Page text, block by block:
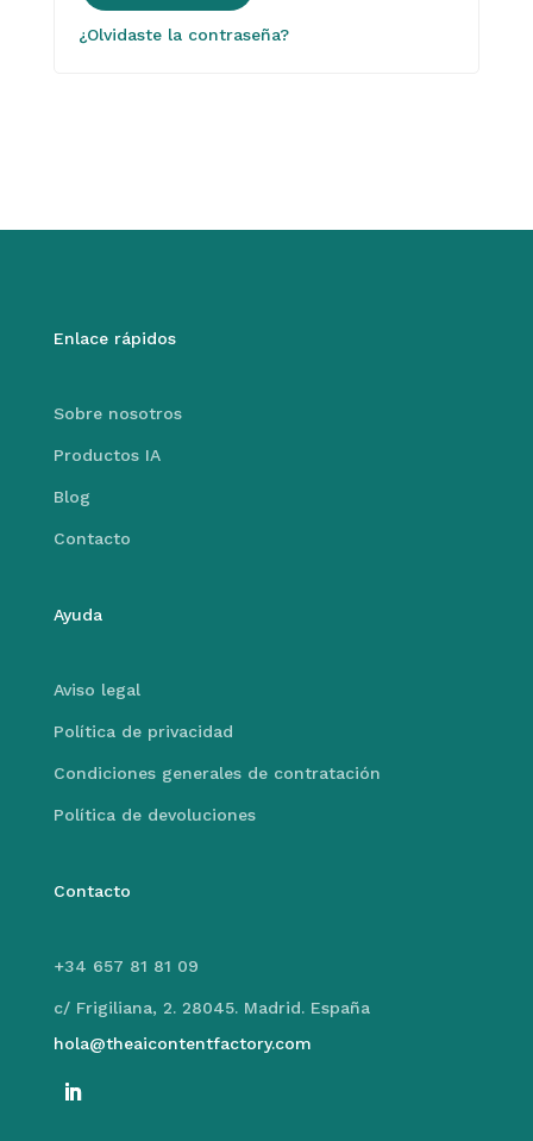
¿Olvidaste la contraseña?
Enlace rápidos
Sobre nosotros
Productos IA
Blog
Contacto
Ayuda
Aviso legal
Política de privacidad
Condiciones generales de contratación
Política de devoluciones
Contacto
+34 657 81 81 09
c/ Frigiliana, 2. 28045. Madrid. España
hola@theaicontentfactory.com